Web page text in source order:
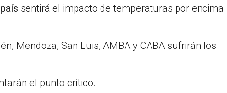
sentirá el impacto de temperaturas por encima
Mendoza, San Luis, AMBA y CABA sufrirán los
el punto crítico.